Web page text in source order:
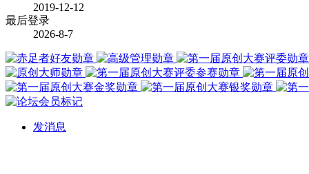
2019-12-12
最后登录
2026-8-7
发消息